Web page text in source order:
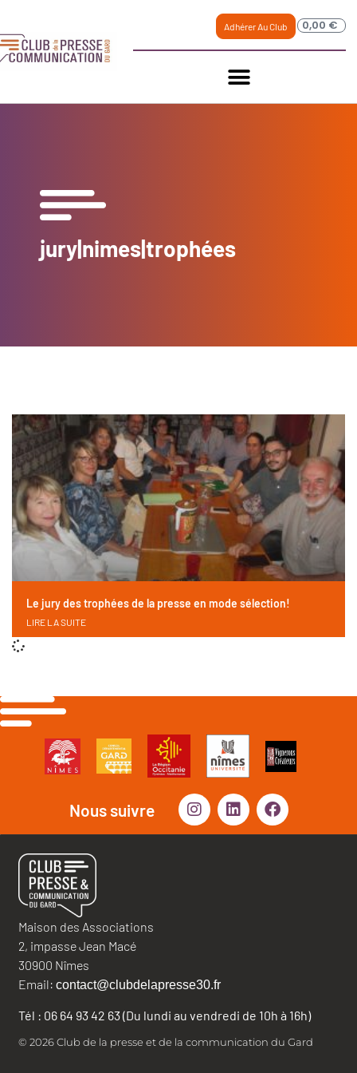
Adhérer Au Club 0,00 €
jury|nimes|trophées
Le jury des trophées de la presse en mode sélection!
LIRE LA SUITE
Nous suivre
Maison des Associations
2, impasse Jean Macé
30900 Nîmes
Email: contact@clubdelapresse30.fr
Tél : 06 64 93 42 63 (Du lundi au vendredi de 10h à 16h)
© 2026 Club de la presse et de la communication du Gard